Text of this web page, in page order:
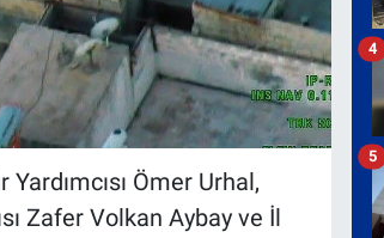
Ömer Urhal,
Zafer Volkan Aybay ve İl
4
5